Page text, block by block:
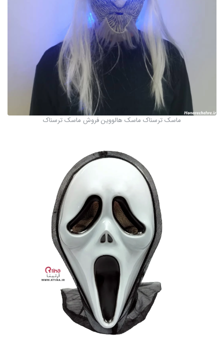
ماسک ترسناک ماسک هالووین فروش ماسک ترسناک